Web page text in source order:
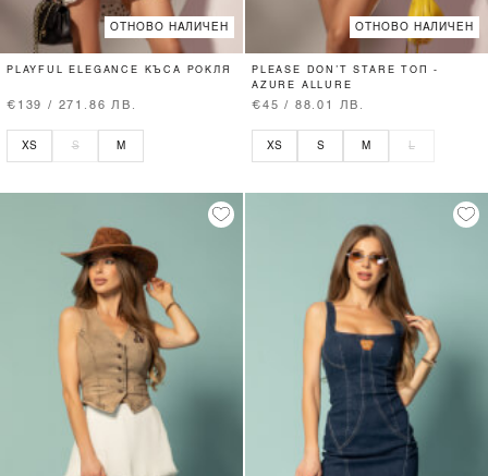
ОТНОВО НАЛИЧЕН
PLAYFUL ELEGANCE КЪСА РОКЛЯ
€139 / 271.86 ЛВ.
XS S M
ОТНОВО НАЛИЧЕН
PLEASE DON’T STARE ТОП -
AZURE ALLURE
€45 / 88.01 ЛВ.
XS S M L